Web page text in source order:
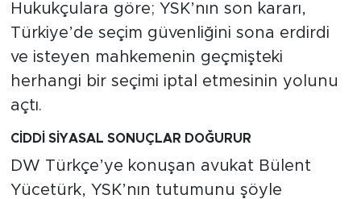
Hukukçulara göre; YSK’nın son kararı,
Türkiye’de seçim güvenliğini sona erdirdi
ve isteyen mahkemenin geçmişteki
herhangi bir seçimi iptal etmesinin yolunu
açtı.
CİDDİ SİYASAL SONUÇLAR DOĞURUR
DW Türkçe’ye konuşan avukat Bülent
Yücetürk, YSK’nın tutumunu şöyle